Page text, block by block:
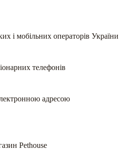
і мобільних операторів України
телефонів
адресою
Pethouse